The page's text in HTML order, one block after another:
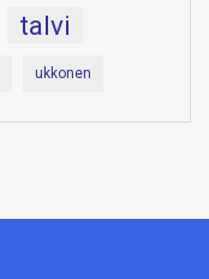
talvi
ukkonen